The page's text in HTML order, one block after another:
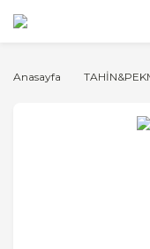
Anasayfa